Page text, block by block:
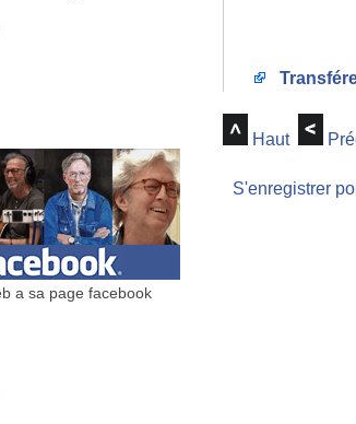
a sa page facebook
Haut
S'enregistrer